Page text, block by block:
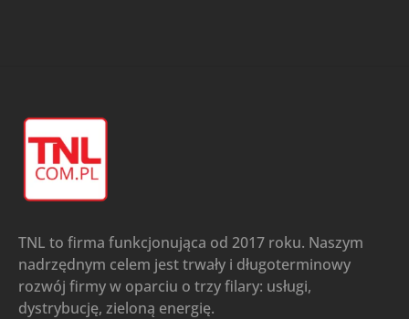
TNL to firma funkcjonująca od 2017 roku. Naszym
nadrzędnym celem jest trwały i długoterminowy
rozwój firmy w oparciu o trzy filary: usługi,
dystrybucję, zieloną energię.